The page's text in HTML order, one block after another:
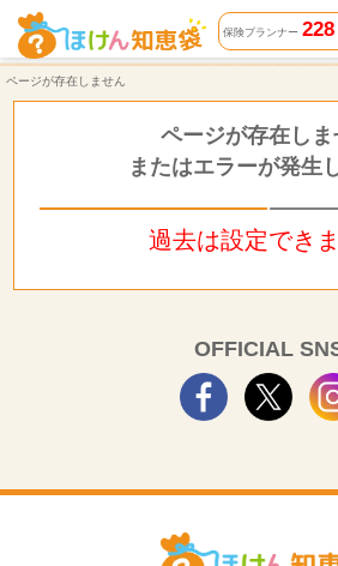
ページが存在しません | ほけん知恵袋
保険プランナー 228
ページが存在しません
ページが存在しま
またはエラーが発生
過去は設定でき
OFFICIAL